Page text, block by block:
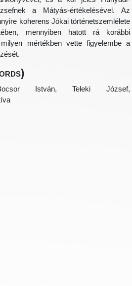
a Mátyás-értékelésével. Az
koherens Jókai történetszemlélete
mennyiben hatott rá korábbi
mértékben vette figyelembe a
István, Teleki József,